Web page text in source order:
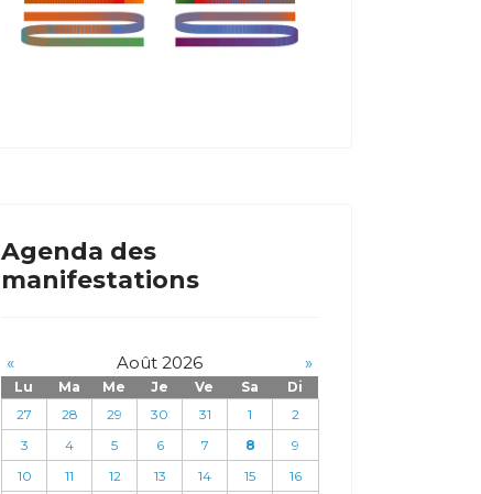
Agenda des
manifestations
« Août 2026 »
Lu Ma Me Je Ve Sa
Di
27
28 29 30 31 1
2
3
4 5 6 7 8
9
10
11 12 13 14 15
16